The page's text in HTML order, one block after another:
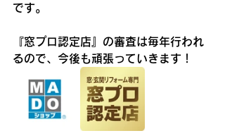
です。
『窓プロ認定店』の審査は毎年行われ
るので、今後も頑張っていきます！